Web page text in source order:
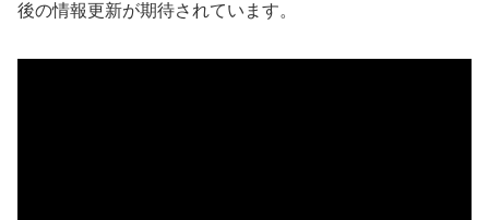
後の情報更新が期待されています。